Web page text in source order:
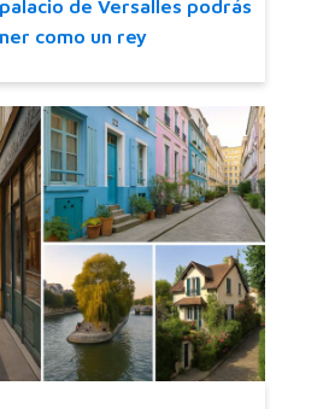
de Versalles podrás
como un rey